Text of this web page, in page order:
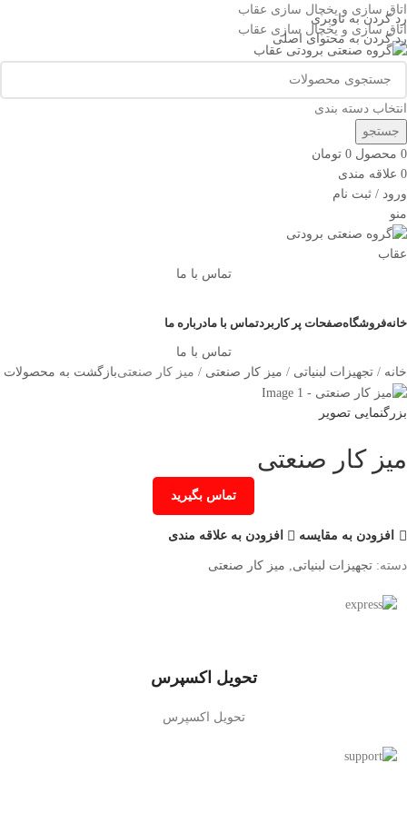
رد کردن به ناوبری
رد کردن به محتوای اصلی
اتاق سازی و یخچال سازی عقاب
اتاق سازی و یخچال سازی عقاب
انتخاب دسته بندی
جستجو
0 محصول 0 تومان
0 علاقه مندی
ورود / ثبت نام
منو
تماس با ما
خانهفروشگاهصفحات پر کاربردتماس با مادرباره ما
تماس با ما
خانه
تجهیزات لبنیاتی میز کار صنعتی میز کار صنعتیبازگشت به محصولات
بزرگنمایی تصویر
میز کار صنعتی
تماس بگیرید
افزودن به مقایسه افزودن به علاقه مندی
دسته: تجهیزات لبنیاتی, میز کار صنعتی
تحویل اکسپرس
تحویل اکسپرس